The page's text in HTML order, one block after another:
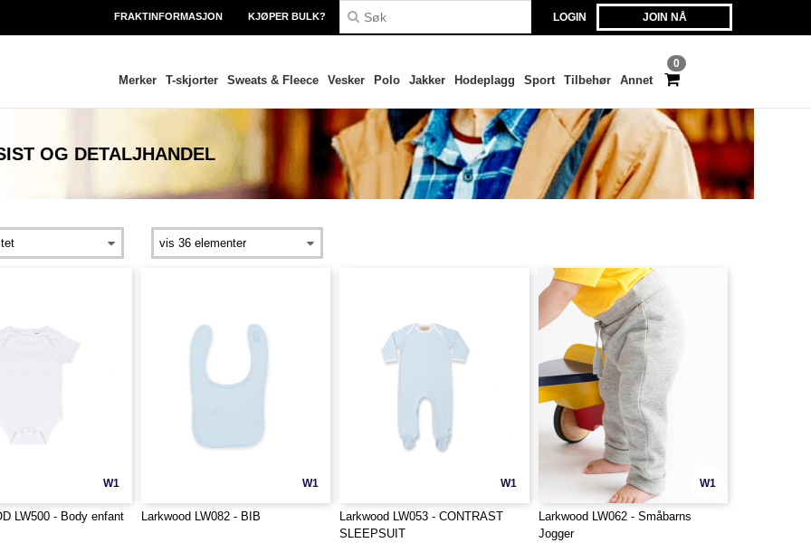
LOGIN JOIN NÅ
FRAKTINFORMASJON KJØPER BULK?
0
Merker T-skjorter Sweats & Fleece Vesker Polo Jakker Hodeplagg Sport Tilbehør Annet
OG DETALJHANDEL
W1
LW500 - Body enfant
W1
Larkwood LW082 - BIB
W1
Larkwood LW053 - CONTRAST
SLEEPSUIT
W1
Larkwood LW062 - Småbarns
Jogger